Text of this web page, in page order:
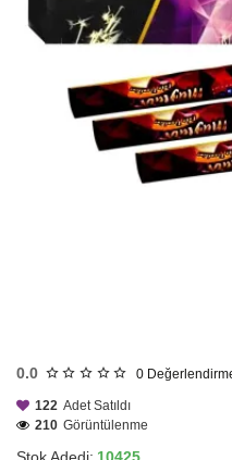
0.0 0
122 Adet Satıldı
210 Görüntülenme